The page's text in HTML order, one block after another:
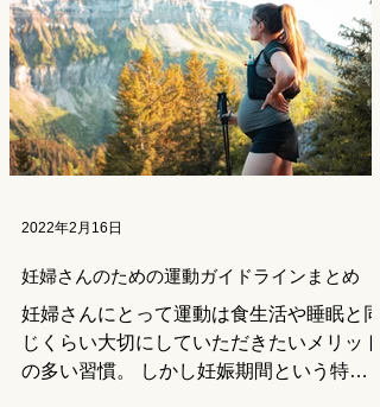
いうような声は皆さんも聞いたことがある
のではな...
妊婦さんのための運動ガイドラインまとめ
妊婦さんにとって運動は食生活や睡眠と同
じくらい大切にしていただきたいメリット
の多い習慣。 しかし妊娠期間という特殊
2022年2月16日